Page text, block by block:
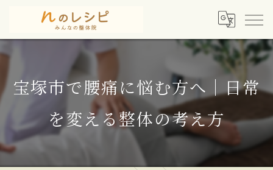
宝塚市で腰痛に悩む方へ｜日常
を変える整体の考え方